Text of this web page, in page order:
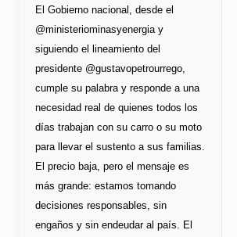
El Gobierno nacional, desde el
@ministeriominasyenergia y
siguiendo el lineamiento del
presidente @gustavopetrourrego,
cumple su palabra y responde a una
necesidad real de quienes todos los
días trabajan con su carro o su moto
para llevar el sustento a sus familias.
El precio baja, pero el mensaje es
más grande: estamos tomando
decisiones responsables, sin
engaños y sin endeudar al país. El